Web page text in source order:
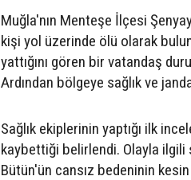
Muğla'nın Menteşe İlçesi
kişi yol üzerinde ölü olarak
yattığını gören bir vatandaş
Ardından bölgeye sağlık ve
Sağlık ekiplerinin yaptığı ilk
kaybettiği belirlendi. Olayla ilgili
Bütün'ün cansız bedeninin